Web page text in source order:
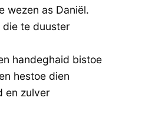
wezen as Daniël.
die te duuster
handeghaid bistoe
hestoe dien
en zulver